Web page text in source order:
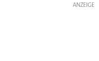
ANZEIGE